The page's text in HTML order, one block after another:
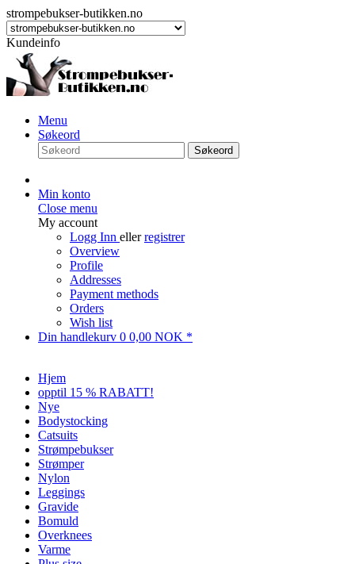
strompebukser-butikken.no
Kundeinfo
Menu
Søkeord
Søkeord
Min konto
Close menu
My account
Logg Inn ellerregistrer
Overview
Profile
Addresses
Payment methods
Orders
Wish list
Din handlekurv 0 0,00 NOK *
Hjem
opptil 15 % RABATT!
Nye
Bodystocking
Catsuits
Strømpebukser
Strømper
Nylon
Leggings
Gravide
Bomuld
Overknees
Varme